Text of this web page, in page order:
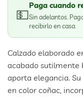
💵
Paga cuando
Sin adelantos.
recibirlo en casa.
Calzado elaborado
acabado sutilmente
aporta elegancia.
en color coñac,